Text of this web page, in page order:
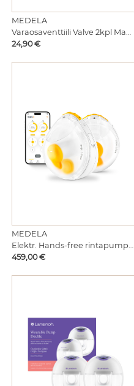
MEDELA
Hinta
24,90 €
MEDELA
Elektr. Hands-free rintapumppu Magic In Bra Double
Hinta
459,00 €